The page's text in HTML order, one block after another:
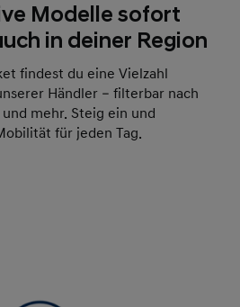
Modelle sofort
in deiner Region
findest du eine Vielzahl
Händler – filterbar nach
mehr. Steig ein und
für jeden Tag.